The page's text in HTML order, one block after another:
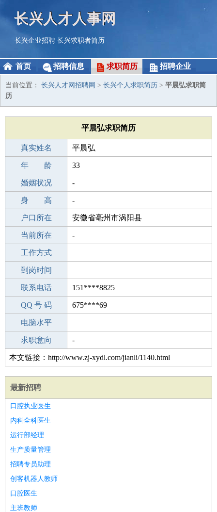
长兴人才人事网
长兴企业招聘 长兴求职者简历
首页 招聘信息 求职简历 招聘企业
当前位置： 长兴人才网招聘网 > 长兴个人求职简历 > 平晨弘求职简
历
平晨弘求职简历
真实姓名 平晨弘
性 别 男
年 龄 33
出生年月 1993-07-23
婚姻状况 -
学 历 高中
身 高 -
毕业学校 靖州县第三中学
户口所在 安徽省亳州市涡阳县
所学专业 -
当前所在 -
工作经验
工作方式
驾 照
到岗时间
期望月薪
联系电话 151****8825
手机号码 151****8825
QQ 号 码 675****69
微信号码
电脑水平
外语水平
求职意向 -
本文链接：http://www.zj-xydl.com/jianli/1140.html
最新招聘
口腔执业医生
内科全科医生
运行部经理
生产质量管理
招聘专员助理
创客机器人教师
口腔医生
主班教师